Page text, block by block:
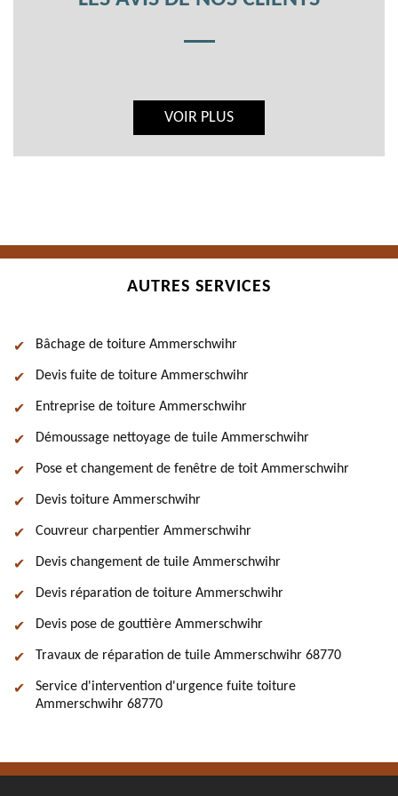
VOIR PLUS
AUTRES SERVICES
Bâchage de toiture Ammerschwihr
Devis fuite de toiture Ammerschwihr
Entreprise de toiture Ammerschwihr
Démoussage nettoyage de tuile Ammerschwihr
Pose et changement de fenêtre de toit Ammerschwihr
Devis toiture Ammerschwihr
Couvreur charpentier Ammerschwihr
Devis changement de tuile Ammerschwihr
Devis réparation de toiture Ammerschwihr
Devis pose de gouttière Ammerschwihr
Travaux de réparation de tuile Ammerschwihr 68770
Service d'intervention d'urgence fuite toiture
Ammerschwihr 68770